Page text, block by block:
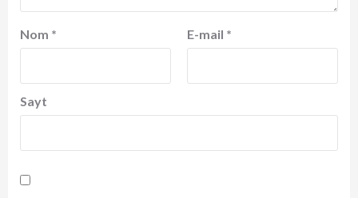
Nom * E-mail *
Sayt